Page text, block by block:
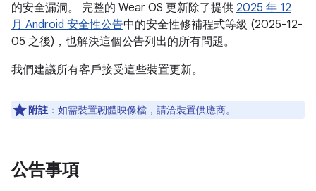
的安全漏洞。 完整的 Wear OS 更新除了提供 2025 年 12
月 Android 安全性公告中的安全性修補程式等級 (2025-12-
05 之後)，也解決這個公告列出的所有問題。
我們建議所有客戶接受這些裝置更新。
附註 ：如需裝置韌體映像檔，請洽裝置供應商。
公告事項